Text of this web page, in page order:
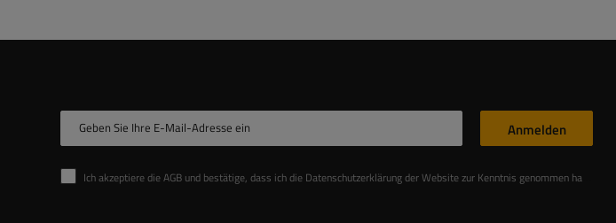
Geben Sie Ihre E-Mail-Adresse ein
Ich akzeptiere die AGB und bestätige, dass ich die Datenschutzerklärung der Website zur Kenntnis genommen habe
Anmelden